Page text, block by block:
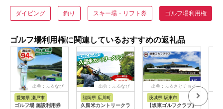
ダイビング 釣り スキー場・リフト券 ゴルフ場利用権
ゴルフ場利用権に関連しているおすすめの返礼品
出典：ふるなび
愛知県 瀬戸市
ゴルフ場 施設利用券
出典：ふるなび
福岡県 広川町
久留米カントリークラ
出典：ふるさとチョイ
茨城県 坂東市
【坂東ゴルフクラブ】